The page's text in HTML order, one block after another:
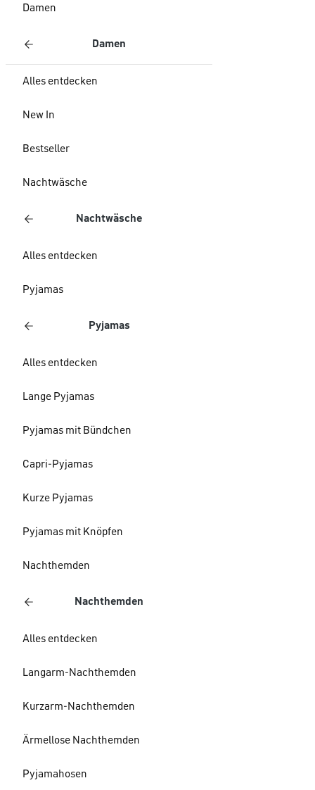
Damen
Damen
Alles entdecken
New In
Bestseller
Nachtwäsche
Nachtwäsche
Alles entdecken
Pyjamas
Pyjamas
Alles entdecken
Lange Pyjamas
Pyjamas mit Bündchen
Capri-Pyjamas
Kurze Pyjamas
Pyjamas mit Knöpfen
Nachthemden
Nachthemden
Alles entdecken
Langarm-Nachthemden
Kurzarm-Nachthemden
Ärmellose Nachthemden
Pyjamahosen